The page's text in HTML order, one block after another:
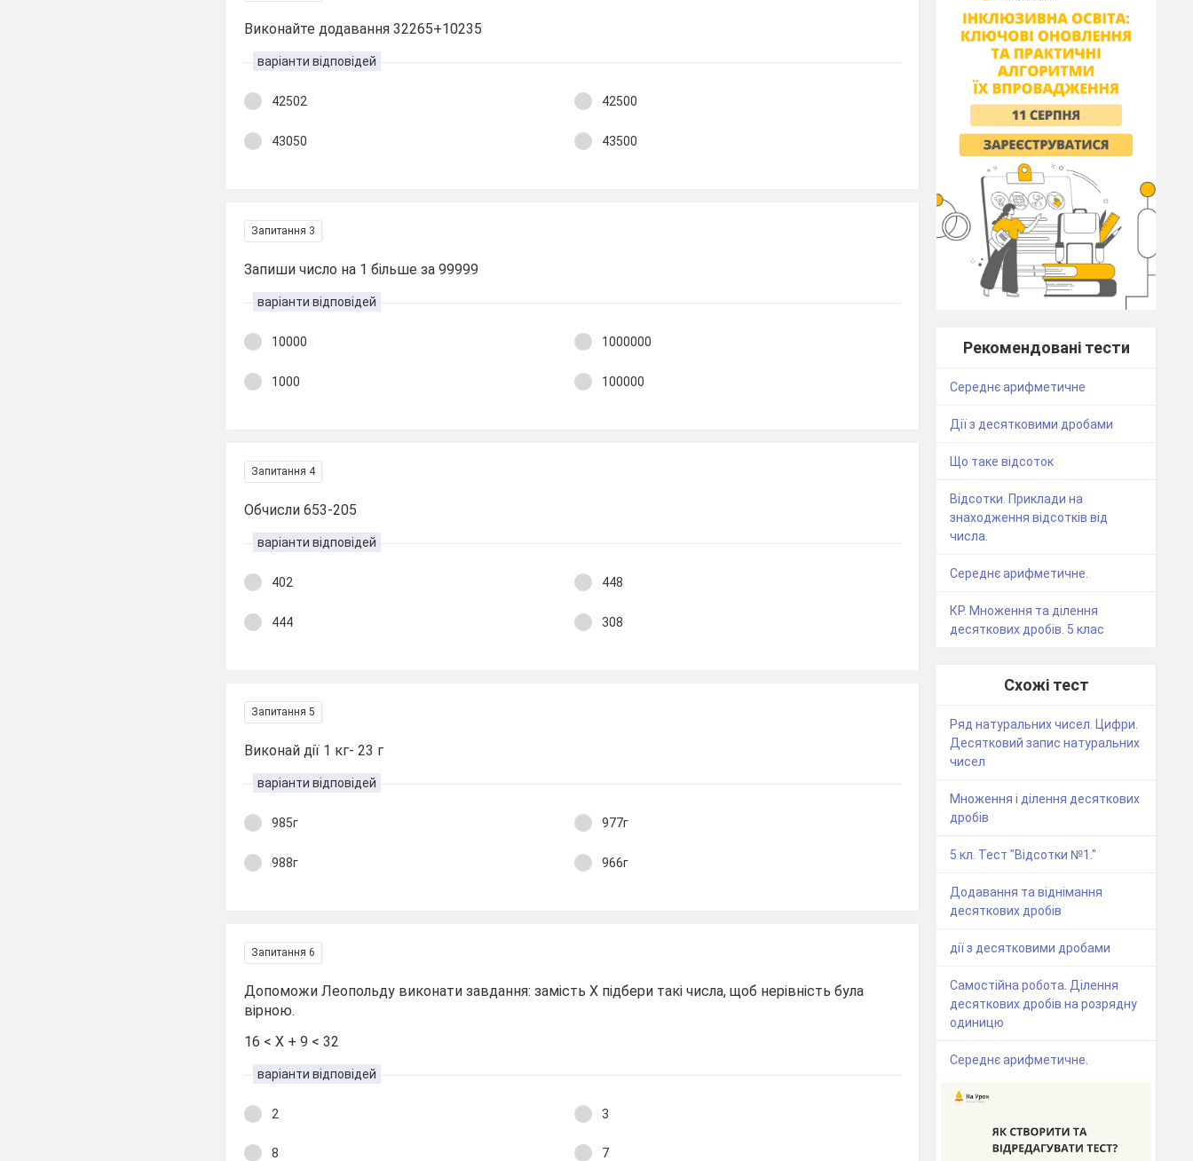
Виконайте додавання 32265+10235
варіанти відповідей
42502 42500
43050 43500
Запитання 3
Запиши число на 1 більше за 99999
варіанти відповідей
10000 1000000
1000 100000
Запитання 4
Обчисли 653-205
варіанти відповідей
402 448
444 308
Запитання 5
Виконай дії 1 кг- 23 г
варіанти відповідей
985г 977г
988г 966г
Запитання 6
Допоможи Леопольду виконати завдання: замість X підбери такі числа, щоб нерівність була
вірною.
16 < X + 9 < 32
варіанти відповідей
2 3
8 7
Рекомендовані тести
Середнє арифметичне
Дії з десятковими дробами
Що таке відсоток
Відсотки. Приклади на
знаходження відсотків від
числа.
Середнє арифметичне.
КР. Множення та ділення
десяткових дробів. 5 клас
Схожі тест
Ряд натуральних чисел. Цифри.
Десятковий запис натуральних
чисел
Множення і ділення десяткових
дробів
5 кл. Тест "Відсотки №1."
Додавання та віднімання
десяткових дробів
дії з десятковими дробами
Самостійна робота. Ділення
десяткових дробів на розрядну
одиницю
Середнє арифметичне.